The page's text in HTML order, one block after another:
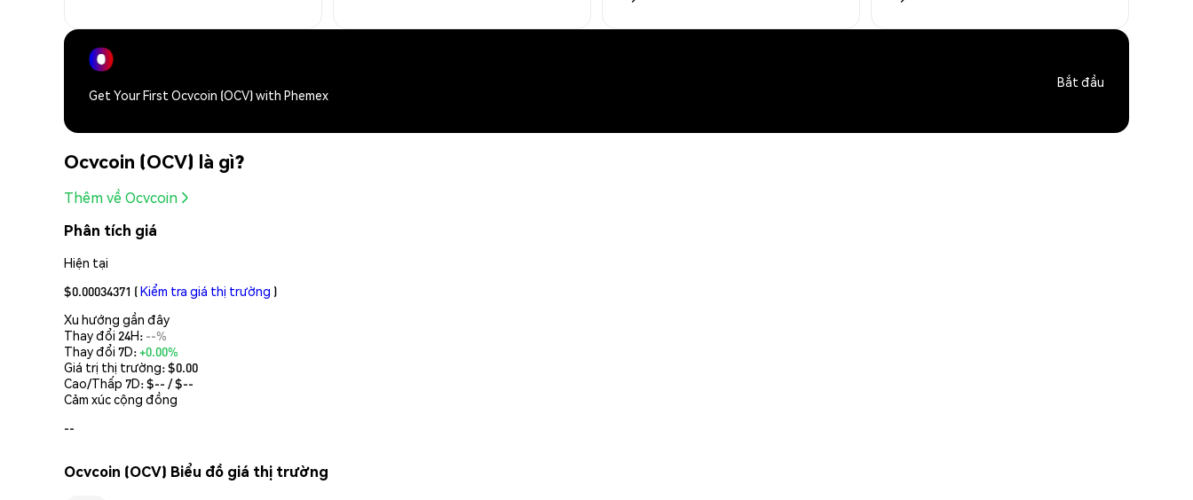
Get Your First Ocvcoin (OCV) with Phemex
Bắt đầu
Ocvcoin (OCV) là gì?
Thêm về Ocvcoin
Phân tích giá
Hiện tại
$0.00034371 (Kiểm tra giá thị trường )
Xu hướng gần đây
Thay đổi 24H: --%
Thay đổi 7D:+0.00%
Giá trị thị trường:$0.00
Cao/Thấp 7D: $-- / $--
Cảm xúc cộng đồng
--
Ocvcoin (OCV) Biểu đồ giá thị trường